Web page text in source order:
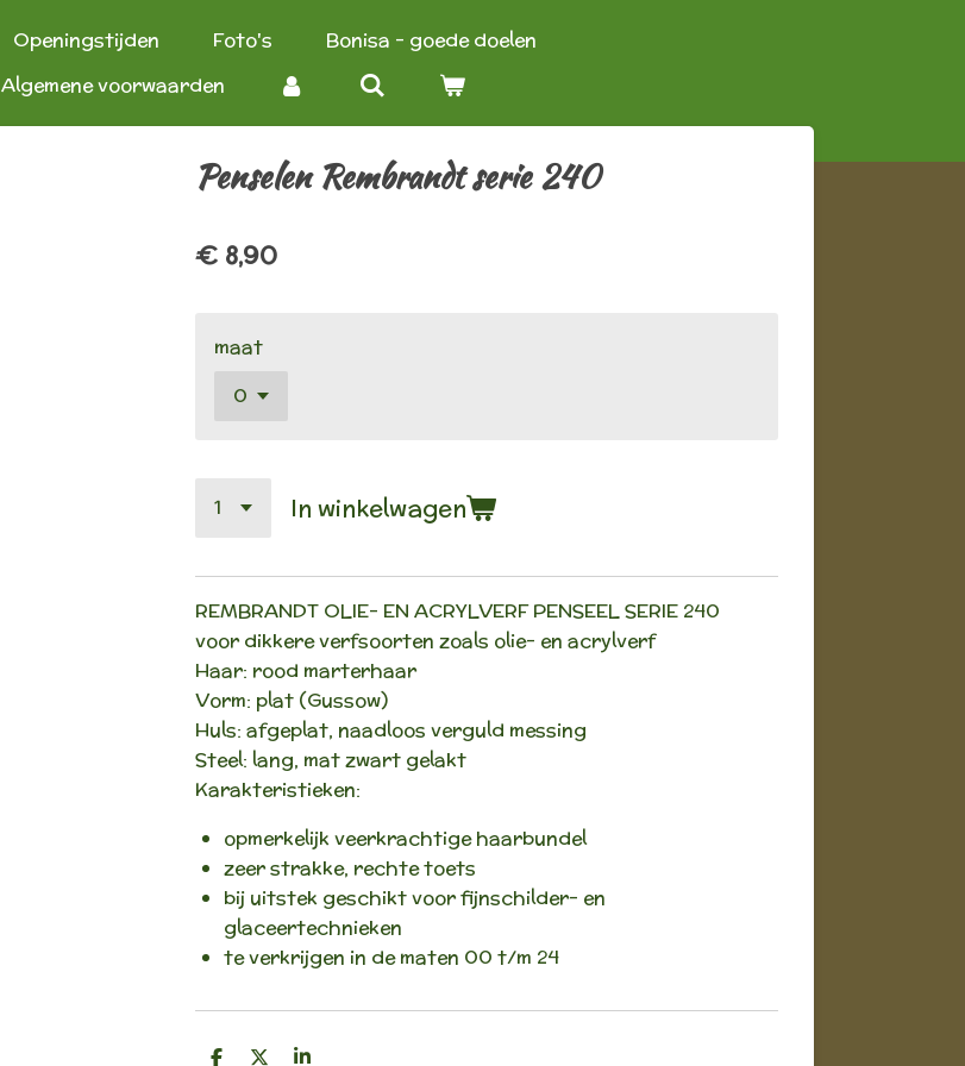
Openingstijden Foto's
Bonisa - goede doelen
Algemene voorwaarden
Penselen Rembrandt serie 240
€ 8,90
maat
In winkelwagen
REMBRANDT OLIE- EN ACRYLVERF PENSEEL SERIE 240
voor dikkere verfsoorten zoals olie- en acrylverf
Haar: rood marterhaar
Vorm: plat (Gussow)
Huls: afgeplat, naadloos verguld messing
Steel: lang, mat zwart gelakt
Karakteristieken:
opmerkelijk veerkrachtige haarbundel
zeer strakke, rechte toets
bij uitstek geschikt voor fijnschilder- en
glaceertechnieken
te verkrijgen in de maten 00 t/m 24